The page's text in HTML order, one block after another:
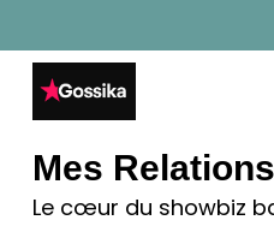
au
contenu
Mes Relations
Le cœur du showbiz